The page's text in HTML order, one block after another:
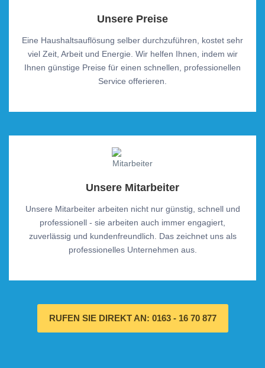
Unsere Preise
Eine Haushaltsauflösung selber durchzuführen, kostet sehr
viel Zeit, Arbeit und Energie. Wir helfen Ihnen, indem wir
Ihnen günstige Preise für einen schnellen, professionellen
Service offerieren.
Unsere Mitarbeiter
Unsere Mitarbeiter arbeiten nicht nur günstig, schnell und
professionell - sie arbeiten auch immer engagiert,
zuverlässig und kundenfreundlich. Das zeichnet uns als
professionelles Unternehmen aus.
RUFEN SIE DIREKT AN: 0163 - 16 70 877